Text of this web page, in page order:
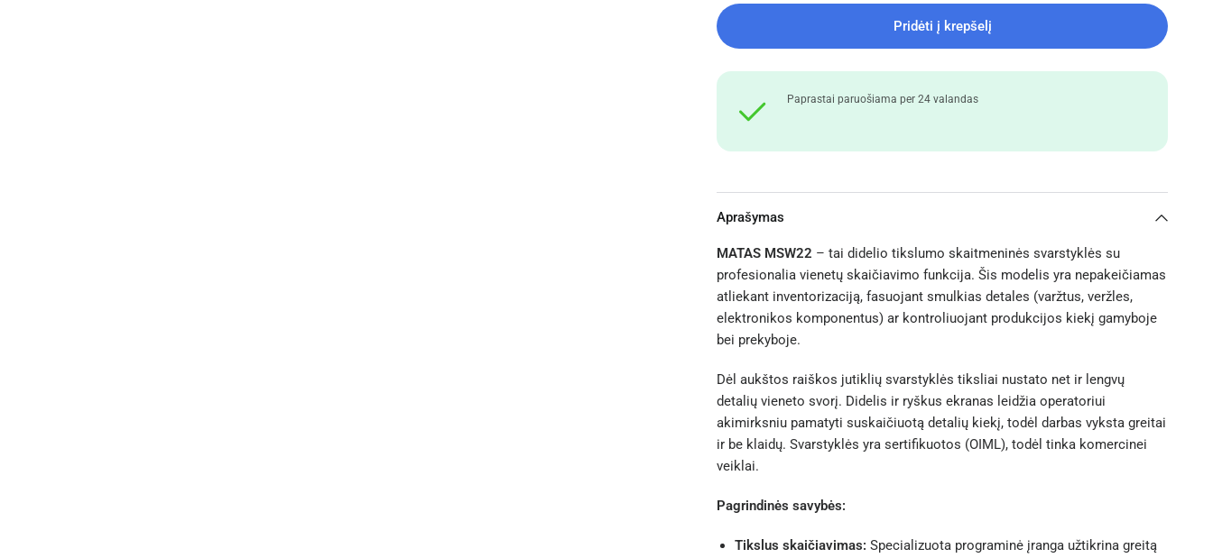
Pridėti į krepšelį
Paprastai paruošiama per 24 valandas
Aprašymas
MATAS MSW22 – tai didelio tikslumo skaitmeninės svarstyklės su
profesionalia vienetų skaičiavimo funkcija. Šis modelis yra nepakeičiamas
atliekant inventorizaciją, fasuojant smulkias detales (varžtus, veržles,
elektronikos komponentus) ar kontroliuojant produkcijos kiekį gamyboje
bei prekyboje.
Dėl aukštos raiškos jutiklių svarstyklės tiksliai nustato net ir lengvų
detalių vieneto svorį. Didelis ir ryškus ekranas leidžia operatoriui
akimirksniu pamatyti suskaičiuotą detalių kiekį, todėl darbas vyksta greitai
ir be klaidų. Svarstyklės yra sertifikuotos (OIML), todėl tinka komercinei
veiklai.
Pagrindinės savybės:
Tikslus skaičiavimas: Specializuota programinė įranga užtikrina greitą